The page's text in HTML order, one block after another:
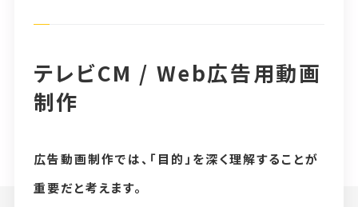
テレビCM / Web広告用動画
制作
広告動画制作では、「目的」を深く理解することが
重要だと考えます。